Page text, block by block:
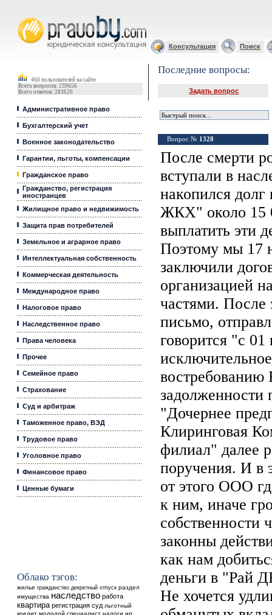
Консультация Поиск
460 пользователей на сайте
Всего вопросов: 239656
Всего ответов: 283620
Административное право
Бухгалтерский учет
Военное законодательство
Гарантии, льготы, компенсации
Гражданское право
Гражданство, регистрация
иностранцев
Жилищное право и недвижимость
Защита прав потребителей
Земельное и аграрное право
Интеллектуальная собственность
Коммерческая деятельность
Международное право
Налоговое право
Наследственное право
Права человека
Прочее
Семейное право
Страхование
Суд и арбитраж
Таможенное право, ВЭД
Трудовое право
Уголовное право
Финансовое право
Ценные бумаги
Облако тэгов:
жилье гражданство декретный отпуск раздел
имущества наследство работа
квартира регистрация суд льготный
кредит молодой специалист налоги ип
Последние вопросы:
Задать вопрос
Вопрос № 1328
После смерти
вступали в
накопился
ЖКХ" около 15
выплатить эти
Поэтому мы 17
заключили
организацией
частями. После
письмо,
говорится "с 01
востребованию
"Дочернее
Клиринговая
филиал" далее
поручения. И в
от этого ООО
к ним, иначе
собственности
законны
как нам
деньги в "Рай
Не хочется